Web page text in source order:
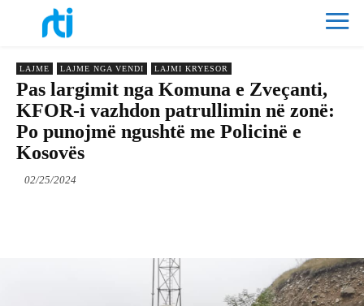
LAJME LAJME NGA VENDI LAJMI KRYESOR
Pas largimit nga Komuna e Zveçanti,
KFOR-i vazhdon patrullimin në zonë:
Po punojmë ngushtë me Policinë e
Kosovës
02/25/2024